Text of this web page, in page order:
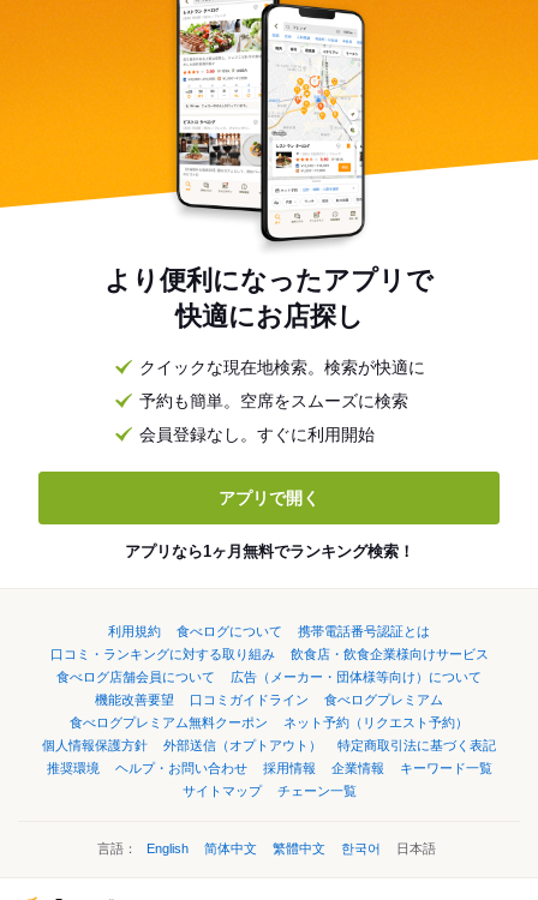
より便利になったアプリで
快適にお店探し
クイックな現在地検索。検索が快適に
予約も簡単。空席をスムーズに検索
会員登録なし。すぐに利用開始
アプリで開く
アプリなら1ヶ月無料でランキング検索！
利用規約 食べログについて
携帯電話番号認証とは
口コミ・ランキングに対する取り組み
飲食店・飲食企業様向けサービス
食べログ店舗会員について
広告（メーカー・団体様等向け）について
機能改善要望
口コミガイドライン
食べログプレミアム
食べログプレミアム無料クーポン
ネット予約（リクエスト予約）
個人情報保護方針
外部送信（オプトアウト）
特定商取引法に基づく表記
推奨環境
ヘルプ・お問い合わせ 採用情報 企業情報
キーワード一覧
サイトマップ
チェーン一覧
言語： English 简体中文 繁體中文 한국어 日本語